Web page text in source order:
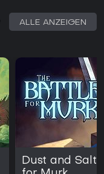
ALLE ANZEIGEN
Dust and Salt: